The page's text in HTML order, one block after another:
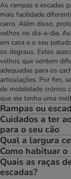
As rampas e escadas
mais facilidade
carro. Além disso,
velhos no dia-a-dia.
em casa e o seu
os degraus. Estes
velhos que sentem
adequadas para os
articulações. Por fim,
de mobilidade crónico
que ele tenha uma
Rampas ou
Cuidados a ter
para o seu cão
Qual a largura
Como habituar
Quais as raças
escadas?